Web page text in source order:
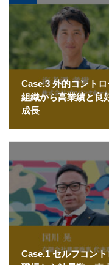
Case.3 外的コント
組織から高業績と良
成長
Case.1 セルフコン